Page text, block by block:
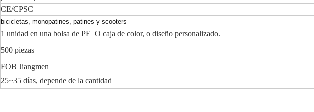
CE/CPSC
bicicletas, monopatines, patines y scooters
1 unidad en una bolsa de PE O caja de color, o diseño personalizado.
500 piezas
FOB Jiangmen
25~35 días, depende de la cantidad